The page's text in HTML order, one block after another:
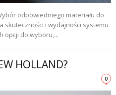
odpowiedniego materiału do
i wydajności systemu
opcji do wyboru,...
HOLLAND?
0